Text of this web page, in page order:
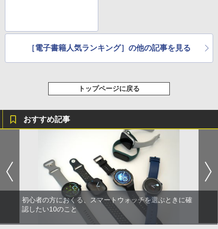
［電子書籍人気ランキング］の他の記事を見る
トップページに戻る
おすすめ記事
初心者の方におくる、スマートウォッチを選ぶときに確
認したい10のこと